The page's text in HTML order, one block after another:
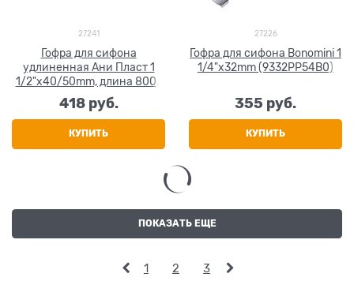
27241
Гофра для сифона
удлиненная Ани Пласт 1
1/2"x40/50mm, длина 800-
1550mm (K116)
418 руб.
КУПИТЬ
27226
Гофра для сифона Bonomini 1
1/4"x32mm (9332PP54B0)
355 руб.
КУПИТЬ
ПОКАЗАТЬ ЕЩЕ
1 2 3